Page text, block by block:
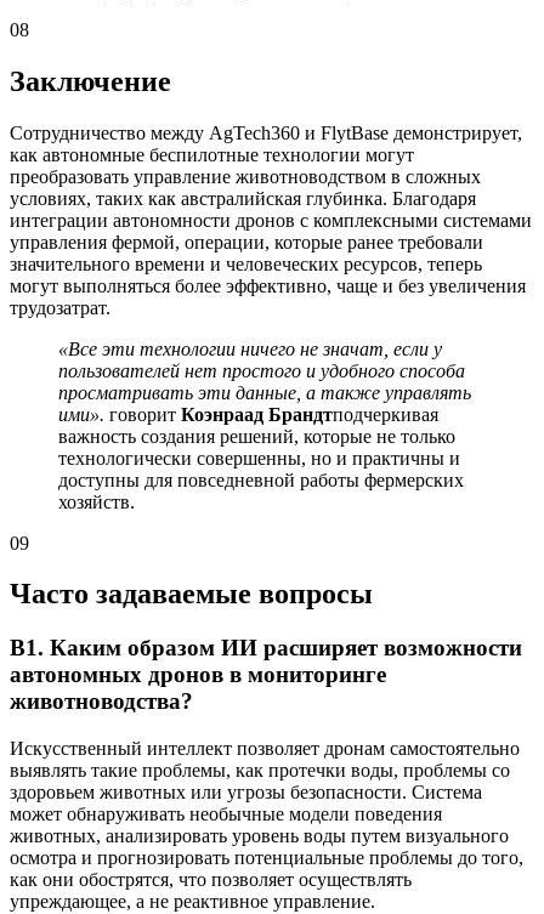
08
Заключение
Сотрудничество между AgTech360 и FlytBase демонстрирует,
как автономные беспилотные технологии могут
преобразовать управление животноводством в сложных
условиях, таких как австралийская глубинка. Благодаря
интеграции автономности дронов с комплексными системами
управления фермой, операции, которые ранее требовали
значительного времени и человеческих ресурсов, теперь
могут выполняться более эффективно, чаще и без увеличения
трудозатрат.
«Все эти технологии ничего не значат, если у
пользователей нет простого и удобного способа
просматривать эти данные, а также управлять
ими». говорит Коэнраад Брандтподчеркивая
важность создания решений, которые не только
технологически совершенны, но и практичны и
доступны для повседневной работы фермерских
хозяйств.
09
Часто задаваемые вопросы
В1. Каким образом ИИ расширяет возможности
автономных дронов в мониторинге
животноводства?
Искусственный интеллект позволяет дронам самостоятельно
выявлять такие проблемы, как протечки воды, проблемы со
здоровьем животных или угрозы безопасности. Система
может обнаруживать необычные модели поведения
животных, анализировать уровень воды путем визуального
осмотра и прогнозировать потенциальные проблемы до того,
как они обострятся, что позволяет осуществлять
упреждающее, а не реактивное управление.